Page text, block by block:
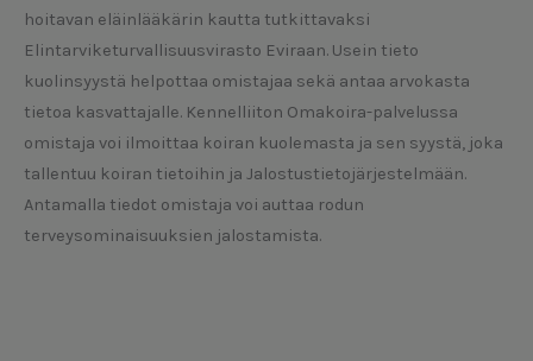
hoitavan eläinlääkärin kautta tutkittavaksi
Elintarviketurvallisuusvirasto Eviraan. Usein tieto
kuolinsyystä helpottaa omistajaa sekä antaa arvokasta
tietoa kasvattajalle. Kennelliiton Omakoira-palvelussa
omistaja voi ilmoittaa koiran kuolemasta ja sen syystä, joka
tallentuu koiran tietoihin ja Jalostustietojärjestelmään.
Antamalla tiedot omistaja voi auttaa rodun
terveysominaisuuksien jalostamista.